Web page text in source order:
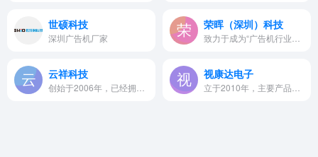
世硕科技
深圳广告机厂家
荣晖（深圳）科技
云祥科技 视康达电子